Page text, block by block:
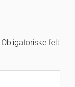
Obligatoriske felt